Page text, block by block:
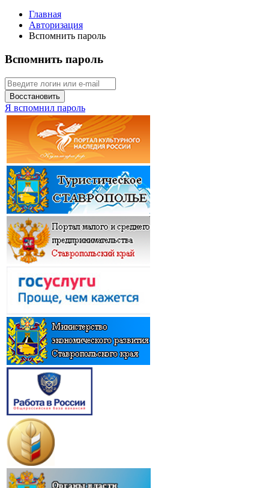
Главная
Авторизация
Вспомнить пароль
Вспомнить пароль
Восстановить
Я вспомнил пароль